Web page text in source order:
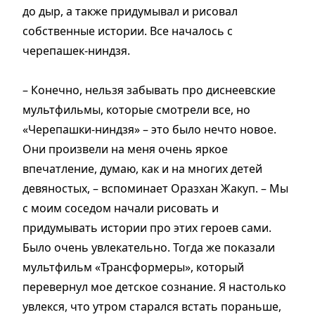
до дыр, а также придумывал и рисовал
собственные истории. Все началось с
черепашек-ниндзя.
– Конечно, нельзя забывать про диснеевские
мультфильмы, которые смотрели все, но
«Черепашки-ниндзя» – это было нечто новое.
Они произвели на меня очень яркое
впечатление, думаю, как и на многих детей
девяностых, – вспоминает Оразхан Жакуп. – Мы
с моим соседом начали рисовать и
придумывать истории про этих героев сами.
Было очень увлекательно. Тогда же показали
мульт­фильм «Трансформеры», который
перевернул мое детское сознание. Я настолько
увлекся, что утром старался встать пораньше,